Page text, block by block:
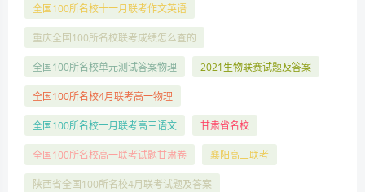
全国100所名校十一月联考作文英语
重庆全国100所名校联考成绩怎么查的
全国100所名校单元测试答案物理 2021生物联赛试题及答案
全国100所名校4月联考高一物理
全国100所名校一月联考高三语文 甘肃省名校
全国100所名校高一联考试题甘肃卷 襄阳高三联考
陕西省全国100所名校4月联考试题及答案